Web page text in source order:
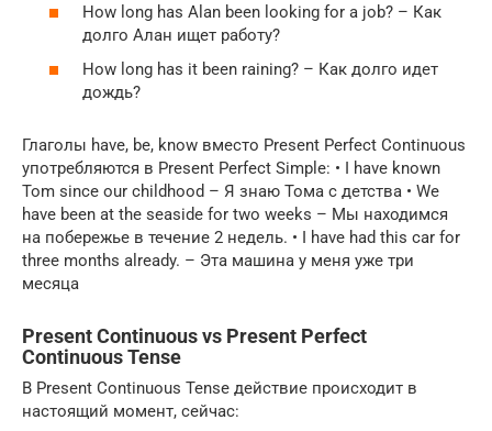
How long has Alan been looking for a job? – Как
долго Алан ищет работу?
How long has it been raining? – Как долго идет
дождь?
Глаголы have, be, know вместо Present Perfect Continuous
употребляются в Present Perfect Simple: • I have known
Tom since our childhood – Я знаю Тома с детства • We
have been at the seaside for two weeks – Мы находимся
на побережье в течение 2 недель. • I have had this car for
three months already. – Эта машина у меня уже три
месяца
Present Continuous vs Present Perfect
Continuous Tense
В Present Continuous Tense действие происходит в
настоящий момент, сейчас: